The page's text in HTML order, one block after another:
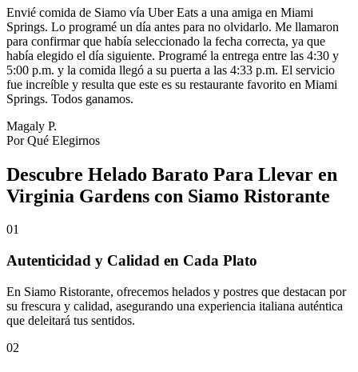
Envié comida de Siamo vía Uber Eats a una amiga en Miami
Springs. Lo programé un día antes para no olvidarlo. Me llamaron
para confirmar que había seleccionado la fecha correcta, ya que
había elegido el día siguiente. Programé la entrega entre las 4:30 y
5:00 p.m. y la comida llegó a su puerta a las 4:33 p.m. El servicio
fue increíble y resulta que este es su restaurante favorito en Miami
Springs. Todos ganamos.
Magaly P.
Por Qué Elegirnos
Descubre Helado Barato Para Llevar en
Virginia Gardens con Siamo Ristorante
01
Autenticidad y Calidad en Cada Plato
En Siamo Ristorante, ofrecemos helados y postres que destacan por
su frescura y calidad, asegurando una experiencia italiana auténtica
que deleitará tus sentidos.
02